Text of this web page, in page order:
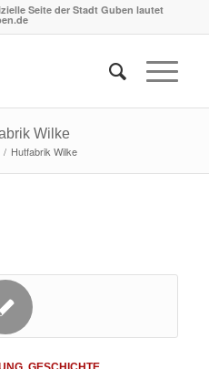
Seite der Stadt Guben lautet
Wilke
/ Hutfabrik Wilke